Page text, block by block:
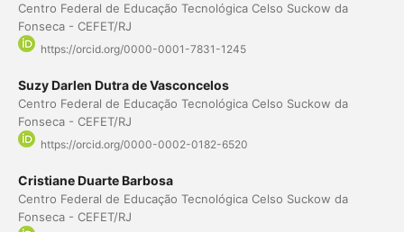
Centro Federal de Educação Tecnológica Celso Suckow da
Fonseca - CEFET/RJ
https://orcid.org/0000-0001-7831-1245
Suzy Darlen Dutra de Vasconcelos
Centro Federal de Educação Tecnológica Celso Suckow da
Fonseca - CEFET/RJ
https://orcid.org/0000-0002-0182-6520
Cristiane Duarte Barbosa
Centro Federal de Educação Tecnológica Celso Suckow da
Fonseca - CEFET/RJ